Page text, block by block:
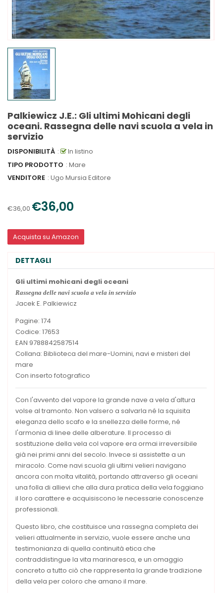
Palkiewicz J.E.: Gli ultimi Mohicani degli
oceani. Rassegna delle navi scuola a vela in
servizio
DISPONIBILITÀ :
In listino
TIPO PRODOTTO : Mare
VENDITORE : Ugo Mursia Editore
€36,00 €36,00
Acquista su Amazon
DETTAGLI
Gli ultimi mohicani degli oceani
Rassegna delle navi scuola a vela in servizio
Jacek E. Palkiewicz
Pagine: 174
Codice: 17653
EAN 9788842587514
Collana: Biblioteca del mare-Uomini, navi e misteri del
mare
Con inserto fotografico
Con l'avvento del vapore la grande nave a vela d'altura
volse al tramonto. Non valsero a salvarla né la squisita
eleganza dello scafo e la snellezza delle forme, né
l'armonia di linee delle alberature. Il processo di
sostituzione della vela col vapore era ormai irreversibile
già nei primi anni del secolo. Invece si assistette a un
miracolo. Come navi scuola gli ultimi velieri navigano
ancora con molta vitalità, portando attraverso gli oceani
una folla di allievi che alla dura pratica della vela foggiano
il loro carattere e acquisiscono le necessarie conoscenze
professionali.
Questo libro, che costituisce una rassegna completa dei
velieri attualmente in servizio, vuole essere anche una
testimonianza di quella continuità etica che
contraddistingue la vita marinaresca, e un omaggio
concreto a tutto ciò che rappresenta la grande tradizione
della vela per coloro che amano il mare.